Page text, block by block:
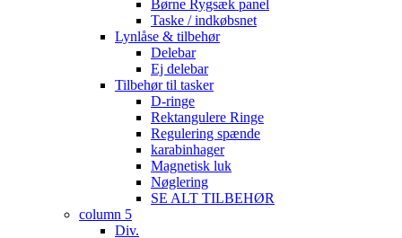
Børne Rygsæk panel
Taske / indkøbsnet
Lynlåse & tilbehør
Delebar
Ej delebar
Tilbehør til tasker
D-ringe
Rektangulere Ringe
Regulering spænde
karabinhager
Magnetisk luk
Nøglering
SE ALT TILBEHØR
column 5
Div.